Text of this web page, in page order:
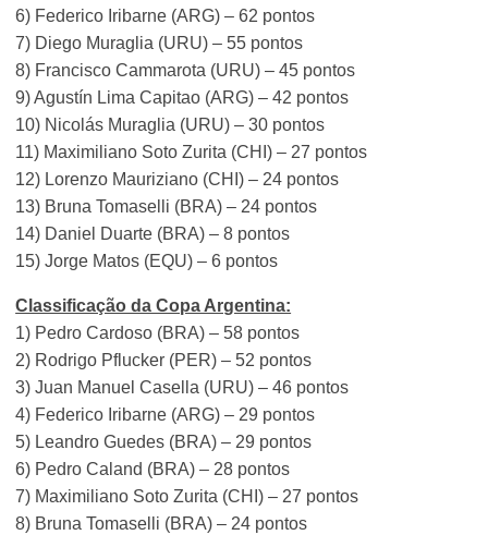
6) Federico Iribarne (ARG) – 62 pontos
7) Diego Muraglia (URU) – 55 pontos
8) Francisco Cammarota (URU) – 45 pontos
9) Agustín Lima Capitao (ARG) – 42 pontos
10) Nicolás Muraglia (URU) – 30 pontos
11) Maximiliano Soto Zurita (CHI) – 27 pontos
12) Lorenzo Mauriziano (CHI) – 24 pontos
13) Bruna Tomaselli (BRA) – 24 pontos
14) Daniel Duarte (BRA) – 8 pontos
15) Jorge Matos (EQU) – 6 pontos
Classificação da Copa Argentina:
1) Pedro Cardoso (BRA) – 58 pontos
2) Rodrigo Pflucker (PER) – 52 pontos
3) Juan Manuel Casella (URU) – 46 pontos
4) Federico Iribarne (ARG) – 29 pontos
5) Leandro Guedes (BRA) – 29 pontos
6) Pedro Caland (BRA) – 28 pontos
7) Maximiliano Soto Zurita (CHI) – 27 pontos
8) Bruna Tomaselli (BRA) – 24 pontos